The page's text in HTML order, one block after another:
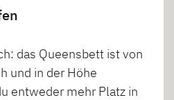
das Queensbett ist von
und in der Höhe
entweder mehr Platz in